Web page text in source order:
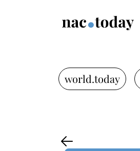
world.today